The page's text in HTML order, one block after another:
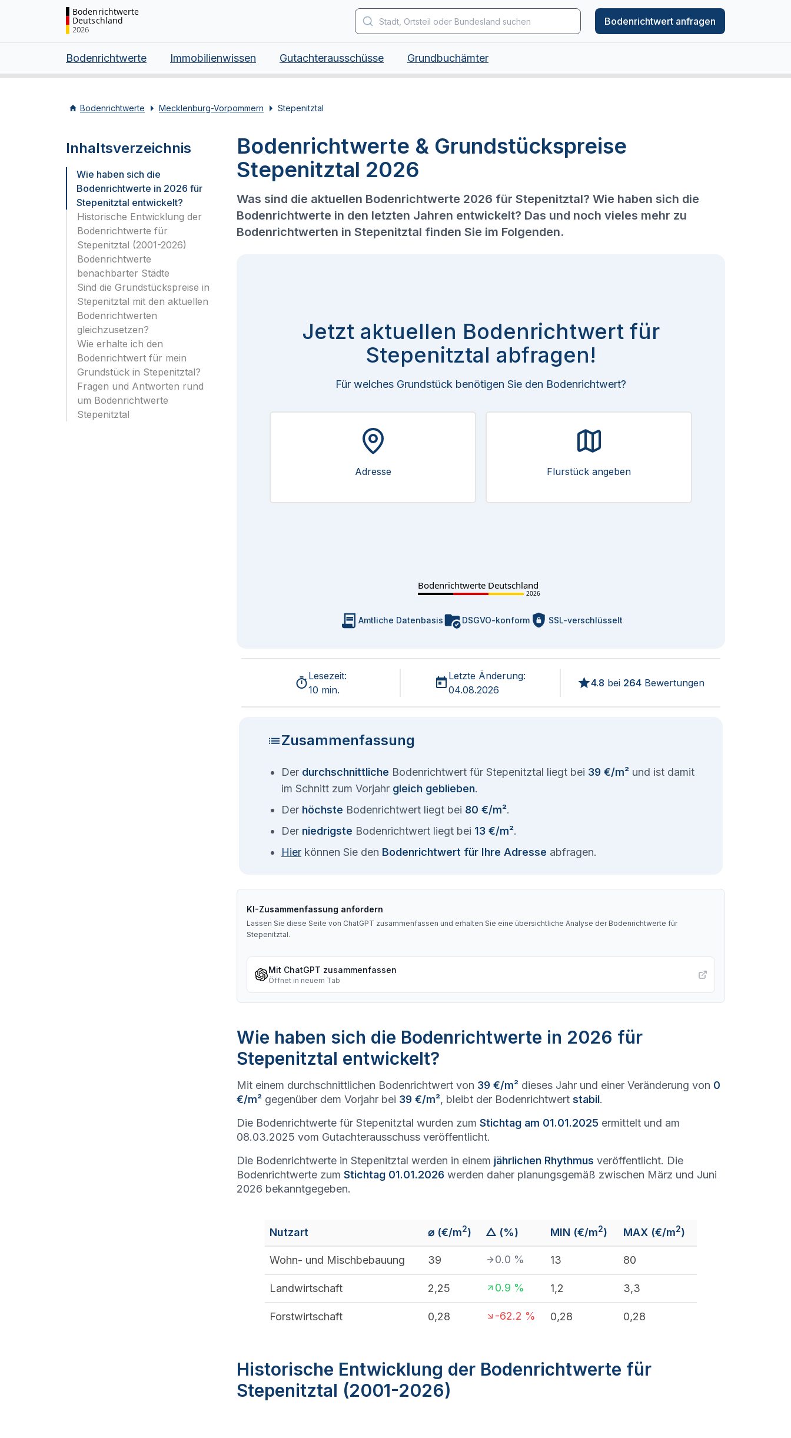
Bodenrichtwerte
Deutschland
2026
Bodenrichtwert anfragen
Bodenrichtwerte Immobilienwissen Gutachterausschüsse Grundbuchämter
Bodenrichtwerte Mecklenburg-Vorpommern Stepenitztal
Inhaltsverzeichnis
Wie haben sich die
Bodenrichtwerte in 2026 für
Stepenitztal entwickelt?
Historische Entwicklung der
Bodenrichtwerte für
Stepenitztal (2001-2026)
Bodenrichtwerte
benachbarter Städte
Sind die Grundstückspreise in
Stepenitztal mit den aktuellen
Bodenrichtwerten
gleichzusetzen?
Wie erhalte ich den
Bodenrichtwert für mein
Grundstück in Stepenitztal?
Fragen und Antworten rund
um Bodenrichtwerte
Stepenitztal
Bodenrichtwerte & Grundstückspreise
Stepenitztal 2026
Was sind die aktuellen Bodenrichtwerte 2026 für Stepenitztal? Wie haben sich die
Bodenrichtwerte in den letzten Jahren entwickelt? Das und noch vieles mehr zu
Bodenrichtwerten in Stepenitztal finden Sie im Folgenden.
Jetzt aktuellen Bodenrichtwert für
Stepenitztal abfragen!
Für welches Grundstück benötigen Sie den Bodenrichtwert?
Adresse Flurstück angeben
Bodenrichtwerte Deutschland
2026
Amtliche Datenbasis DSGVO-konform SSL-verschlüsselt
Lesezeit:
10 min.
Letzte Änderung:
04.08.2026
4.8 bei 264Bewertungen
Zusammenfassung
Der durchschnittliche Bodenrichtwert für Stepenitztal liegt bei 39 €/m² und ist damit
im Schnitt zum Vorjahr gleich geblieben.
Der höchste Bodenrichtwert liegt bei 80 €/m².
Der niedrigste Bodenrichtwert liegt bei 13 €/m².
Hier können Sie den Bodenrichtwert für Ihre Adresse abfragen.
KI-Zusammenfassung anfordern
Lassen Sie diese Seite von ChatGPT zusammenfassen und erhalten Sie eine übersichtliche Analyse der Bodenrichtwerte für
Stepenitztal.
Mit ChatGPT zusammenfassen
Öffnet in neuem Tab
Wie haben sich die Bodenrichtwerte in 2026 für
Stepenitztal entwickelt?
Mit einem durchschnittlichen Bodenrichtwert von 39 €/m² dieses Jahr und einer Veränderung von 0
€/m² gegenüber dem Vorjahr bei 39 €/m², bleibt der Bodenrichtwert stabil.
Die Bodenrichtwerte für Stepenitztal wurden zum Stichtag am 01.01.2025 ermittelt und am
08.03.2025 vom Gutachterausschuss veröffentlicht.
Die Bodenrichtwerte in Stepenitztal werden in einem jährlichen Rhythmus veröffentlicht. Die
Bodenrichtwerte zum Stichtag 01.01.2026 werden daher planungsgemäß zwischen März und Juni
2026 bekanntgegeben.
Nutzart ⌀ (€/m2) △ (%) MIN (€/m2) MAX (€/m2)
Wohn- und Mischbebauung 39 0.0 % 13 80
Landwirtschaft 2,25 0.9 % 1,2 3,3
Forstwirtschaft 0,28 -62.2 % 0,28 0,28
Historische Entwicklung der Bodenrichtwerte für
Stepenitztal (2001-2026)